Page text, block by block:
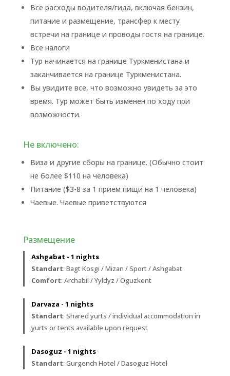
Все расходы водителя/гида, включая бензин,
питание и размещение, трансфер к месту
встречи на границе и проводы гостя на границе.
Все налоги
Тур начинается на границе Туркменистана и
заканчивается на границе Туркменистана.
Вы увидите все, что возможно увидеть за это
время. Тур может быть изменен по ходу при
возможности.
Не включено:
Виза и другие сборы на границе. (Обычно стоит
не более $110 на человека)
Питание ($3-8 за 1 прием пищи на 1 человека)
Чаевые. Чаевые приветствуются
Размещение
Ashgabat - 1 nights
Standart: Bagt Kosgi / Mizan / Sport / Ashgabat
Comfort: Archabil / Yyldyz / Oguzkent
Darvaza - 1 nights
Standart: Shared yurts / individual accommodation in
yurts or tents available upon request
Dasoguz - 1 nights
Standart: Gurgench Hotel / Dasoguz Hotel